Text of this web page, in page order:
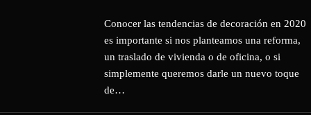
Conocer las tendencias de decoración en 2020
es importante si nos planteamos una reforma,
un traslado de vivienda o de oficina, o si
simplemente queremos darle un nuevo toque
de…